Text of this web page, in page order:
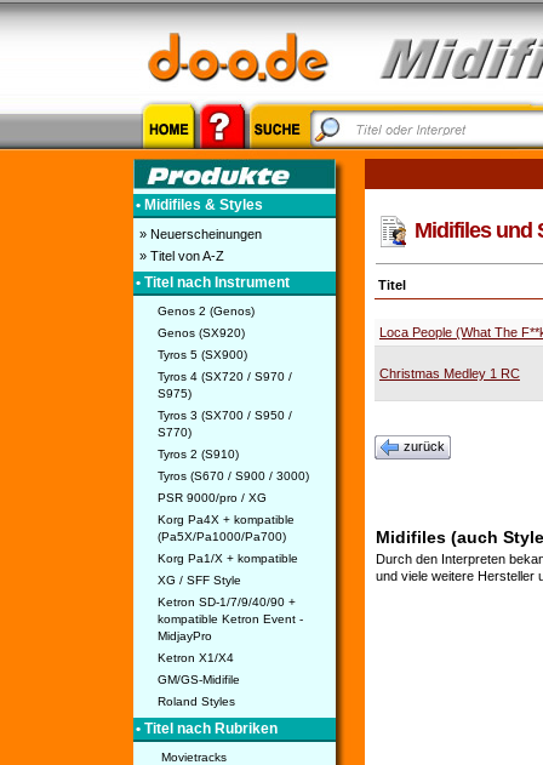
• Midifiles & Styles
» Neuerscheinungen
» Titel von A-Z
• Titel nach Instrument
Genos 2 (Genos)
Genos (SX920)
Tyros 5 (SX900)
Tyros 4 (SX720 / S970 /
S975)
Tyros 3 (SX700 / S950 /
S770)
Tyros 2 (S910)
Tyros (S670 / S900 / 3000)
PSR 9000/pro / XG
Korg Pa4X + kompatible
(Pa5X/Pa1000/Pa700)
Korg Pa1/X + kompatible
XG / SFF Style
Ketron SD-1/7/9/40/90 +
kompatible Ketron Event -
MidjayPro
Ketron X1/X4
GM/GS-Midifile
Roland Styles
• Titel nach Rubriken
Movietracks
Midifiles und
Titel
Loca People (What The
Christmas Medley 1 RC
zurück
Midifiles (auch
Durch den Interpreten
und viele weitere Hersteller